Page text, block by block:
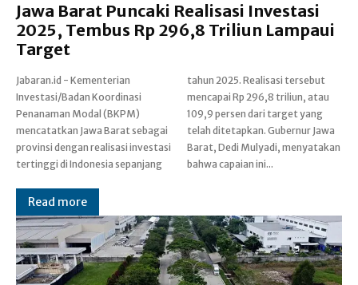
Jawa Barat Puncaki Realisasi Investasi
2025, Tembus Rp 296,8 Triliun Lampaui
Target
Jabaran.id - Kementerian
Investasi/Badan Koordinasi
Penanaman Modal (BKPM)
mencatatkan Jawa Barat sebagai
provinsi dengan realisasi investasi
tertinggi di Indonesia sepanjang
tahun 2025. Realisasi tersebut
mencapai Rp 296,8 triliun, atau
109,9 persen dari target yang
telah ditetapkan. Gubernur Jawa
Barat, Dedi Mulyadi, menyatakan
bahwa capaian ini...
Read more